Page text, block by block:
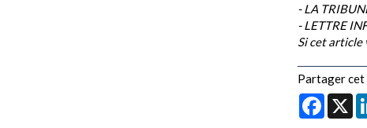
- LA
- LETTRE
Si cet article
Partager cet
X